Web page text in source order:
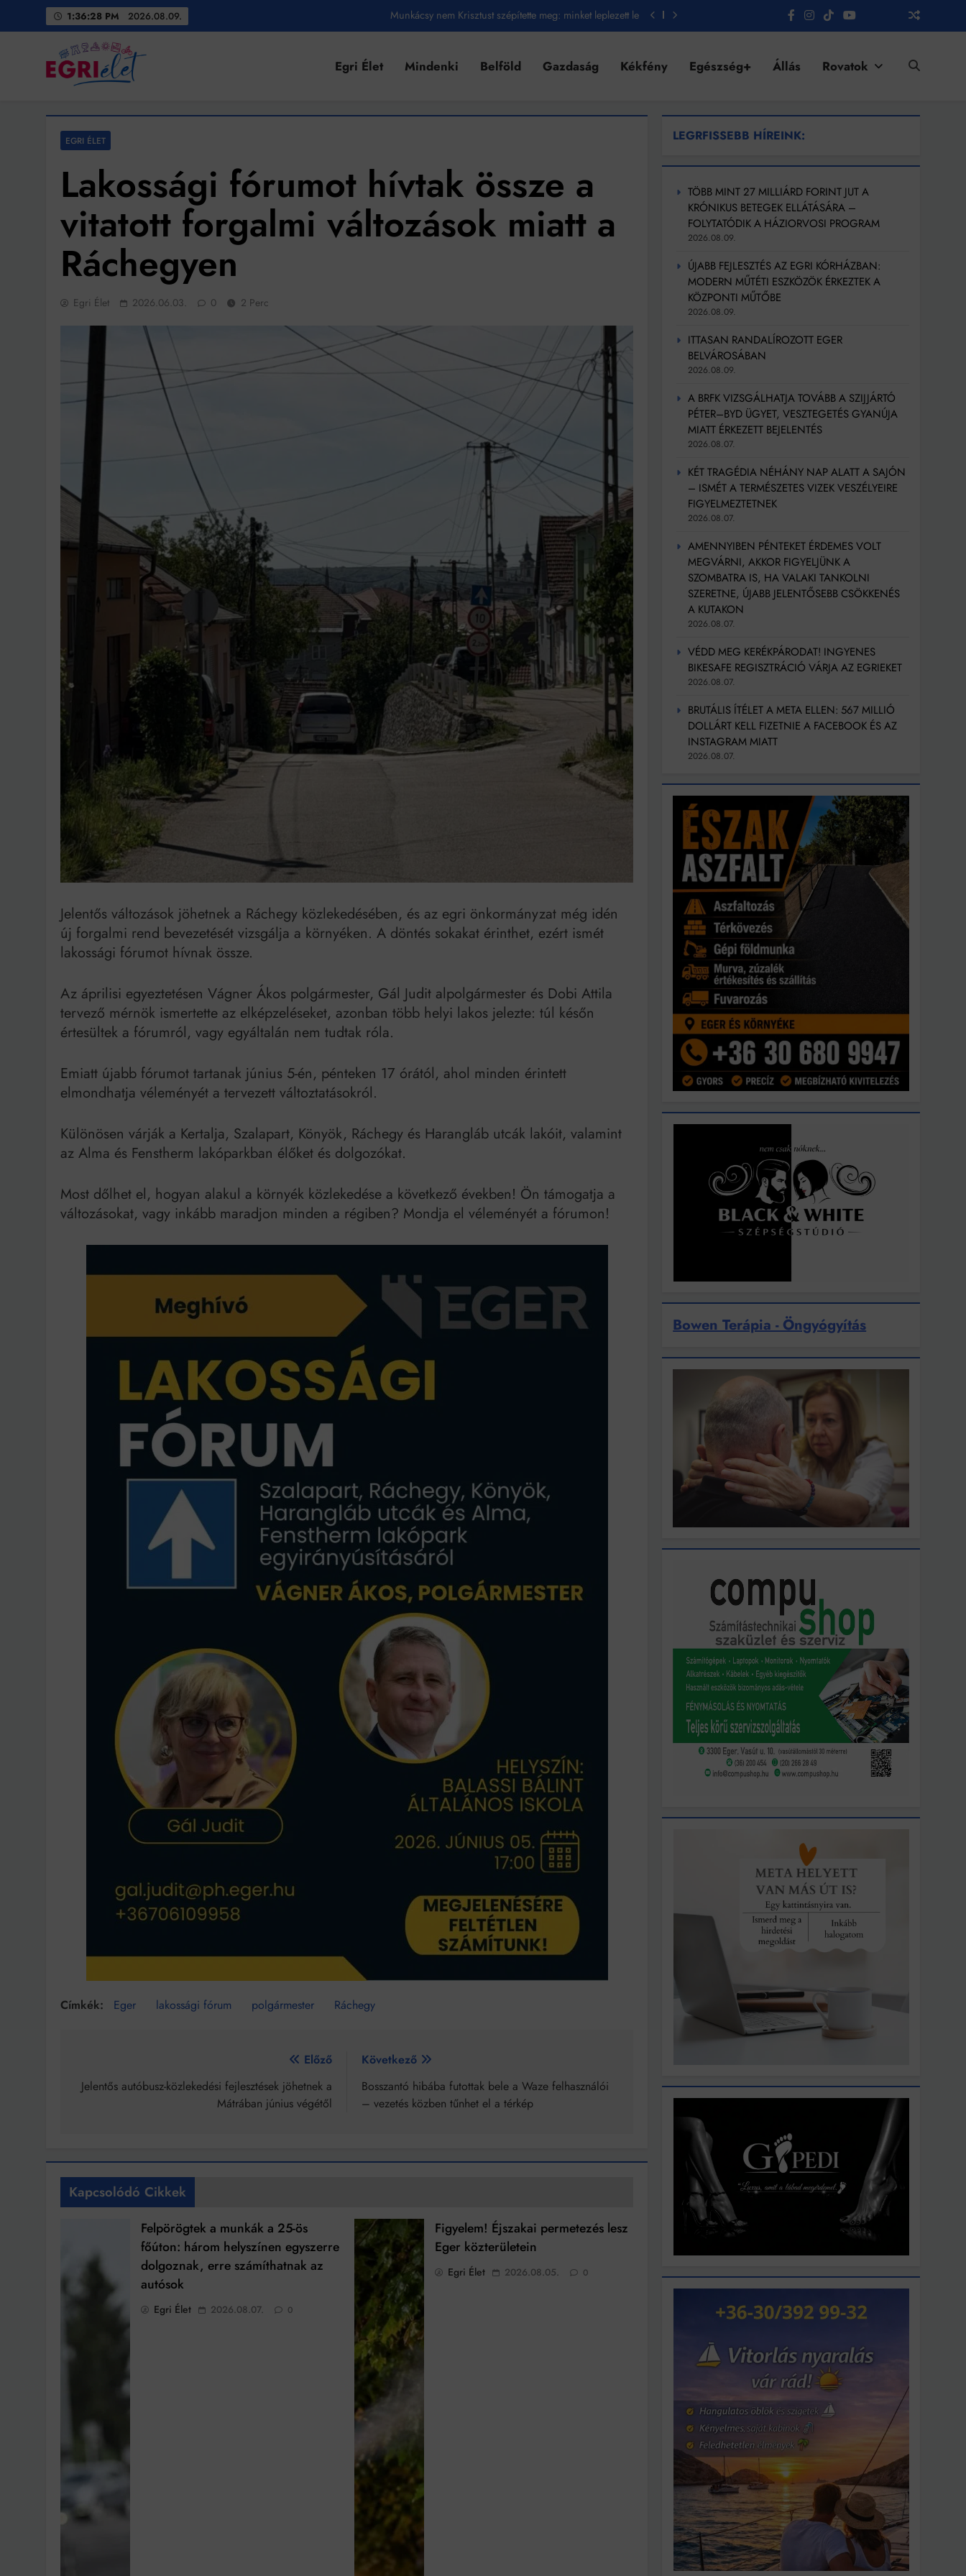
1:36:30 PM 2026.08.09.
Munkácsy nem Krisztust szépítette meg: minket leplezett le
Amikor a Tetris boldogabbá tesz, mint a szerelem
Az öregség nem csak ránc?
Az ördög még mindig Pradát visel. De te miért öltözöl hozzá?
Ingatlanpiaci szakértők szerint akár 5 százalékkal is nőhetnek a bérleti díjak a ponthatárhirdetés
után az egyetemi városokban
Munkácsy nem Krisztust szépítette meg: minket leplezett le
Ahol köszönnek, ott még van város
Amikor a Tetris boldogabbá tesz, mint a szerelem
Létezik tökéletes élet: Truman is elhitte
Karinthy Frigyes: a zseni, aki belenézett a saját koponyájába
Ki akarsz törni. De miből?
Az öregség nem csak ránc?
Az ördög még mindig Pradát visel. De te miért öltözöl hozzá?
Móricz Zsigmond: falusi író vagy boncmester?
Mindenki a világot akarja uralni – de nem csak a 80-as években
Bitumenes lapostetők: a bevált technológia akkor működik, ha jól van felújítva
Egri Élet
Egri Élet Mindenki Belföld Gazdaság Kékfény Egészség+ Állás Rovatok
EGRI ÉLET
Lakossági fórumot hívtak össze a
vitatott forgalmi változások miatt a
Ráchegyen
Egri Élet 2026.06.03. 0 2 Perc
Jelentős változások jöhetnek a Ráchegy közlekedésében, és az egri önkormányzat még idén
új forgalmi rend bevezetését vizsgálja a környéken. A döntés sokakat érinthet, ezért ismét
lakossági fórumot hívnak össze.
Az áprilisi egyeztetésen Vágner Ákos polgármester, Gál Judit alpolgármester és Dobi Attila
tervező mérnök ismertette az elképzeléseket, azonban több helyi lakos jelezte: túl későn
értesültek a fórumról, vagy egyáltalán nem tudtak róla.
Emiatt újabb fórumot tartanak június 5-én, pénteken 17 órától, ahol minden érintett
elmondhatja véleményét a tervezett változtatásokról.
Különösen várják a Kertalja, Szalapart, Könyök, Ráchegy és Harangláb utcák lakóit, valamint
az Alma és Fenstherm lakóparkban élőket és dolgozókat.
Most dőlhet el, hogyan alakul a környék közlekedése a következő években! Ön támogatja a
változásokat, vagy inkább maradjon minden a régiben? Mondja el véleményét a fórumon!
Eger lakossági fórum polgármester Ráchegy
navigáció
Előző
Jelentős autóbusz-közlekedési fejlesztések jöhetnek a
Mátrában június végétől
Következő
Bosszantó hibába futottak bele a Waze felhasználói
– vezetés közben tűnhet el a térkép
Kapcsolódó Cikkek
Felpörögtek a munkák a 25-ös
főúton: három helyszínen egyszerre
dolgoznak, erre számíthatnak az
autósok
Egri Élet 2026.08.07. 0
Figyelem! Éjszakai permetezés lesz
Eger közterületein
Egri Élet 2026.08.05. 0
LEGRFISSEBB HÍREINK:
TÖBB MINT 27 MILLIÁRD FORINT JUT A
KRÓNIKUS BETEGEK ELLÁTÁSÁRA –
FOLYTATÓDIK A HÁZIORVOSI PROGRAM
2026.08.09.
ÚJABB FEJLESZTÉS AZ EGRI KÓRHÁZBAN:
MODERN MŰTÉTI ESZKÖZÖK ÉRKEZTEK A
KÖZPONTI MŰTŐBE
2026.08.09.
ITTASAN RANDALÍROZOTT EGER
BELVÁROSÁBAN
2026.08.09.
A BRFK VIZSGÁLHATJA TOVÁBB A SZIJJÁRTÓ
PÉTER–BYD ÜGYET, VESZTEGETÉS GYANÚJA
MIATT ÉRKEZETT BEJELENTÉS
2026.08.07.
KÉT TRAGÉDIA NÉHÁNY NAP ALATT A SAJÓN
– ISMÉT A TERMÉSZETES VIZEK VESZÉLYEIRE
FIGYELMEZTETNEK
2026.08.07.
AMENNYIBEN PÉNTEKET ÉRDEMES VOLT
MEGVÁRNI, AKKOR FIGYELJÜNK A
SZOMBATRA IS, HA VALAKI TANKOLNI
SZERETNE, ÚJABB JELENTŐSEBB CSÖKKENÉS
A KUTAKON
2026.08.07.
VÉDD MEG KERÉKPÁRODAT! INGYENES
BIKESAFE REGISZTRÁCIÓ VÁRJA AZ EGRIEKET
2026.08.07.
BRUTÁLIS ÍTÉLET A META ELLEN: 567 MILLIÓ
DOLLÁRT KELL FIZETNIE A FACEBOOK ÉS AZ
INSTAGRAM MIATT
2026.08.07.
Bowen Terápia - Öngyógyítás